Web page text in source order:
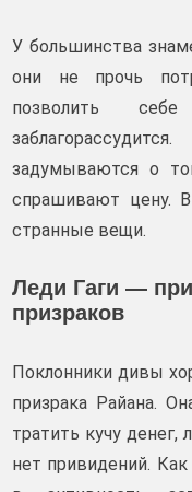
У большинства
они не прочь
позволить
задумываются о
спрашивают цену.
странные вещи.
Леди Гаги —
призраков
Поклонники дивы
призрака Райана.
тратить кучу
нет привидений. Как